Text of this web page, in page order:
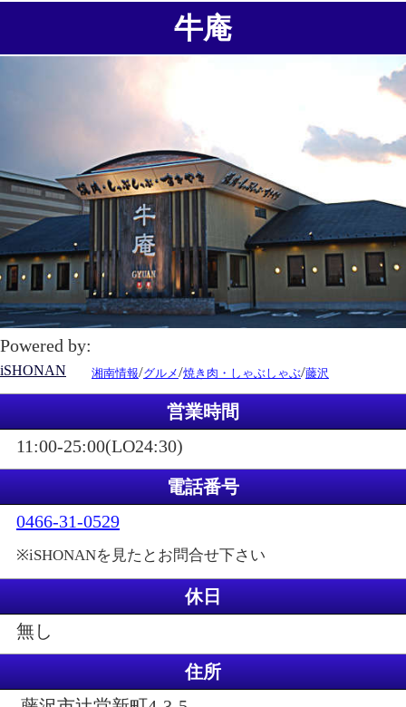
牛庵
Powered by:
iSHONAN 湘南情報/グルメ/焼き肉・しゃぶしゃぶ/藤沢
営業時間
11:00-25:00(LO24:30)
電話番号
0466-31-0529
※iSHONANを見たとお問合せ下さい
休日
無し
住所